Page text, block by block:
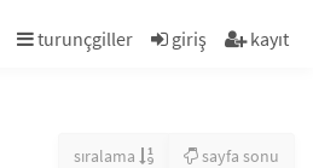
turunçgiller giriş kayıt
sıralama sayfa sonu